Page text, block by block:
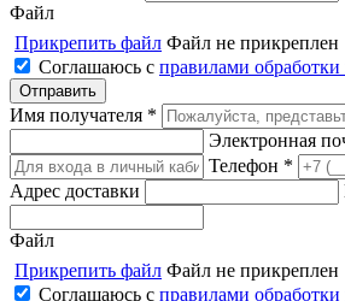
Файл
Прикрепить файл Файл не прикреплен
Соглашаюсь с правилами
Имя получателя *
Электронная
Телефон *
Адрес доставки
Файл
Прикрепить файл Файл не прикреплен
Соглашаюсь с правилами